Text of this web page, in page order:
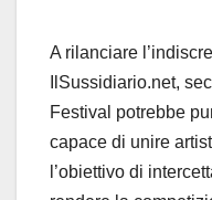
A rilanciare
IlSussidiario.net,
Festival potrebbe
capace di unire
l’obiettivo di